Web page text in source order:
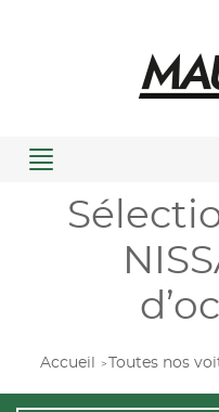
Menu
Accueil Toutes nos